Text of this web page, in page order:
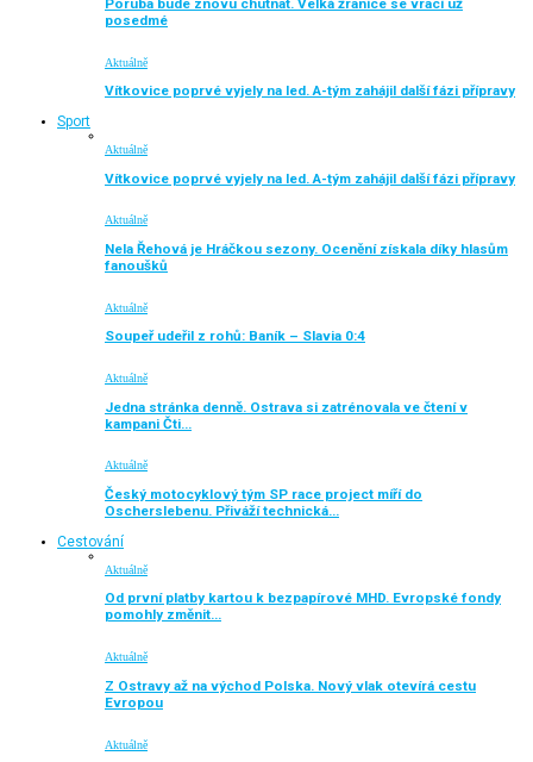
Poruba bude znovu chutnat. Velká žranice se vrací už
posedmé
Aktuálně
Vítkovice poprvé vyjely na led. A-tým zahájil další fázi přípravy
Sport
Aktuálně
Vítkovice poprvé vyjely na led. A-tým zahájil další fázi přípravy
Aktuálně
Nela Řehová je Hráčkou sezony. Ocenění získala díky hlasům
fanoušků
Aktuálně
Soupeř udeřil z rohů: Baník – Slavia 0:4
Aktuálně
Jedna stránka denně. Ostrava si zatrénovala ve čtení v
kampani Čti…
Aktuálně
Český motocyklový tým SP race project míří do
Oscherslebenu. Přiváží technická…
Cestování
Aktuálně
Od první platby kartou k bezpapírové MHD. Evropské fondy
pomohly změnit…
Aktuálně
Z Ostravy až na východ Polska. Nový vlak otevírá cestu
Evropou
Aktuálně